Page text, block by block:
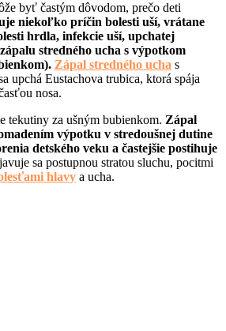
byť častým dôvodom, prečo deti
niekoľko príčin bolesti uší, vrátane
hrdla, infekcie uší, upchatej
stredného ucha s výpotkom
Zápal stredného ucha s
upchá Eustachova trubica, ktorá spája
nosa.
tekutiny za ušným bubienkom. Zápal
výpotku v stredoušnej dutine
detského veku a častejšie postihuje
sa postupnou stratou sluchu, pocitmi
hlavy a ucha.